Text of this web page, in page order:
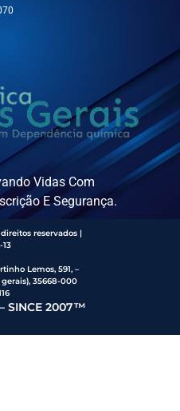
Vidas Com
E Segurança.
reservados |
13
Lemos, 591, –
35668-000
SINCE 2007™